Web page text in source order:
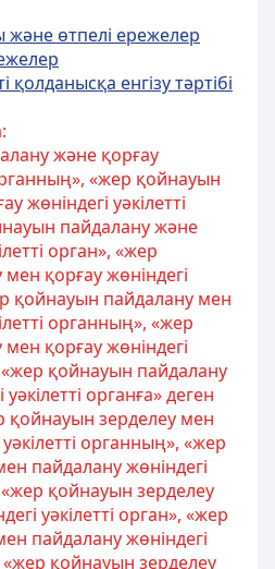
өтпелі ережелер
енгізу тәртібі
және қорғау
«жер қойнауын
жөніндегі уәкілетті
пайдалану және
орган», «жер
қорғау жөніндегі
қойнауын пайдалану мен
органның», «жер
қорғау жөніндегі
«жер қойнауын пайдалану
органға» деген
қойнауын зерделеу мен
органның», «жер
пайдалану жөніндегі
«жер қойнауын зерделеу
уәкілетті орган», «жер
пайдалану жөніндегі
«жер қойнауын зерделеу